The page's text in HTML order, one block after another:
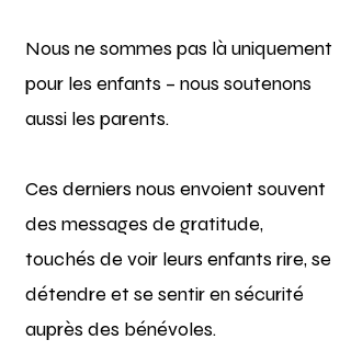
Nous ne sommes pas là uniquement
pour les enfants – nous soutenons
aussi les parents.
Ces derniers nous envoient souvent
des messages de gratitude,
touchés de voir leurs enfants rire, se
détendre et se sentir en sécurité
auprès des bénévoles.